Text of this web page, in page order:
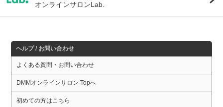
オンラインサロンLab.
ヘルプ / お問い合わせ
よくある質問・お問い合わせ
DMMオンラインサロン Topへ
初めての方はこちら